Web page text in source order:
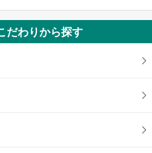
だわりから探す